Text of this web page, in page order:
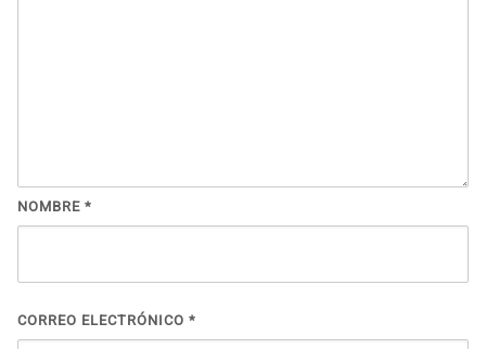
NOMBRE *
CORREO ELECTRÓNICO *